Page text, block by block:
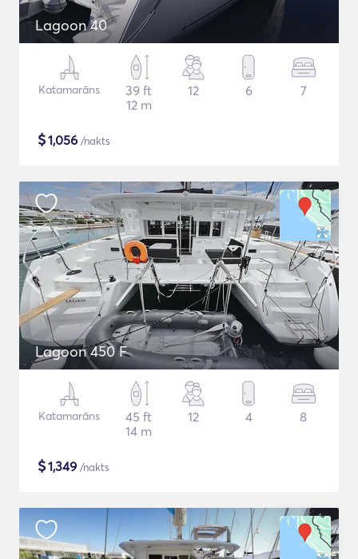
Lagoon 40
Katamarāns
39 ft
12 m
12 6 7
$1,056 /nakts
Lagoon 450 F
Katamarāns
45 ft
14 m
12 4 8
$1,349 /nakts